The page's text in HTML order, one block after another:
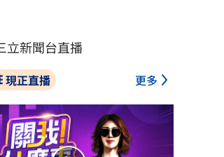
立新聞台直播
現正直播 更多